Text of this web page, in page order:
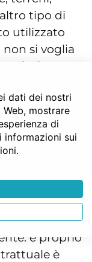
tipo di
utilizzato
si voglia
risolvere
l’ausilio del
di un
versata
una
è proprio
è
dati dei nostri
mostrare
di
informazioni sui